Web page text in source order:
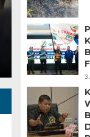
punggung
3